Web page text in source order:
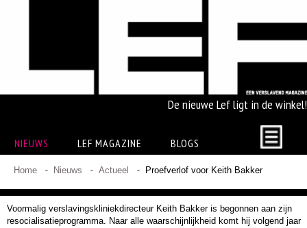
De nieuwe Lef ligt in de winkel!
NIEUWS LEF MAGAZINE BLOGS
Home Nieuws Actueel Proefverlof voor Keith Bakker
Voormalig verslavingskliniekdirecteur Keith Bakker is begonnen aan zijn
resocialisatieprogramma. Naar alle waarschijnlijkheid komt hij volgend jaar